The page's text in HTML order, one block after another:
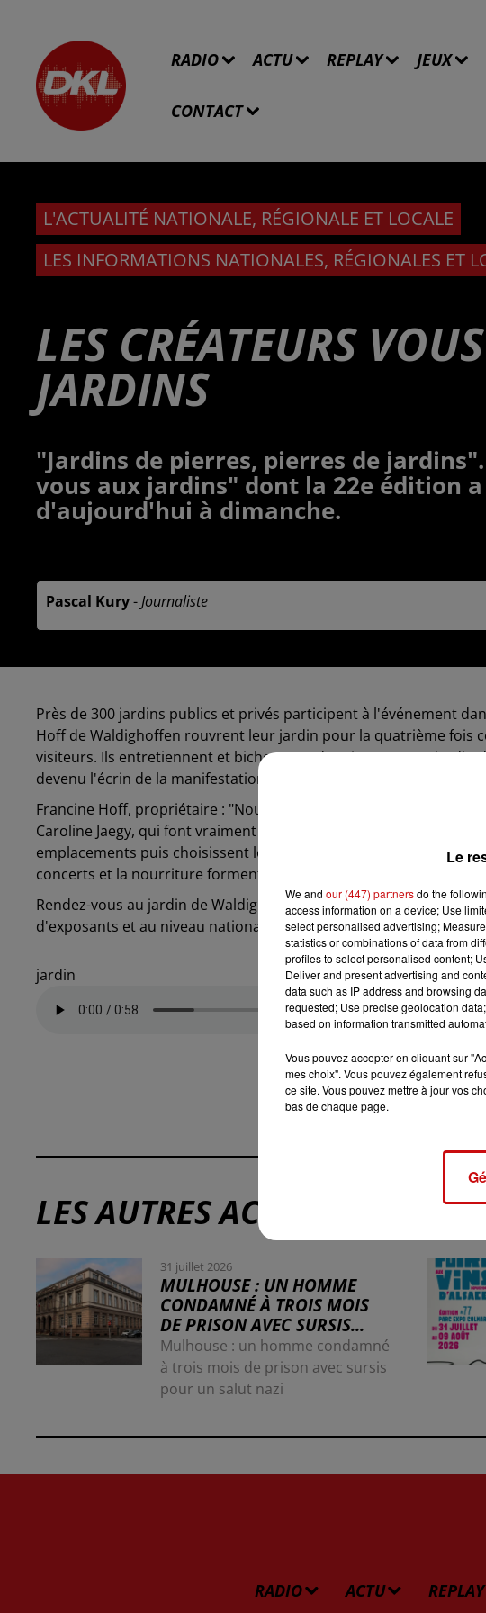
RADIO ACTU REPLAY JEUX
CONTACT
L'ACTUALITÉ NATIONALE, RÉGIONALE ET LOCALE
LES INFORMATIONS NATIONALES, RÉGIONALES ET
LES CRÉATEURS
JARDINS
"Jardins de pierres, pierres de
vous aux jardins" dont la 22e édition
d'aujourd'hui à dimanche.
Pascal Kury-Journaliste
Près de 300 jardins publics et privés participent à l'événement
Hoff de Waldighoffen rouvrent leur jardin pour la quatrième fois
visiteurs. Ils entretiennent et bichonnent depuis 50 ans un jardin
devenu l'écrin de la manifestation "les créateurs vous invitent au
Francine Hoff, propriétaire : "Nous ne sommes pas seules. Il y a
Caroline Jaegy, qui font vraiment un travail magnifique, qui
emplacements puis choisissent les concerts. C'est un ensemble,
concerts et la nourriture forment tout. C'est un beau travail
Rendez-vous au jardin de Waldighoffen samedi et dimanche :
d'exposants et au niveau national, ce sont plus de 2000 jardins
jardin
LES AUTRES ACTUALITÉS
31 juillet 2026
MULHOUSE : UN HOMME
CONDAMNÉ À TROIS MOIS
DE PRISON AVEC SURSIS...
Mulhouse : un homme condamné
à trois mois de prison avec sursis
pour un salut nazi
RADIO ACTU REPLAY
Le
We and our (447) partnersdo the
access information on a device; Use
select personalised advertising;
statistics or combinations of data from
profiles to select personalised content;
Deliver and present advertising and
data such as IP address and browsing
requested; Use precise geolocation
based on information transmitted
Vous pouvez accepter en cliquant sur
mes choix". Vous pouvez également
ce site. Vous pouvez mettre à jour vos
bas de chaque page.